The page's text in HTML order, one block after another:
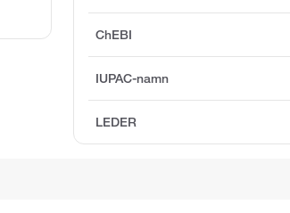
ChEBI
IUPAC-namn
LEDER